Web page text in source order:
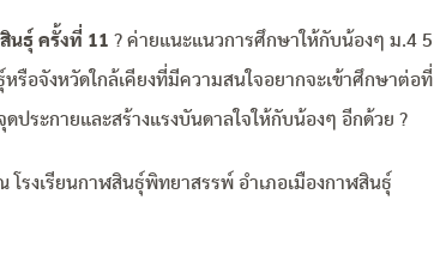
นธุ์ ครั้งที่ 11 ? ค่ายแนะแนวการศึกษาให้กับน้องๆ ม.4 5
รือจังหวัดใกล้เคียงที่มีความสนใจอยากจะเข้าศึกษาต่อที่
ประกายและสร้างแรงบันดาลใจให้กับน้องๆ อีกด้วย ?
รงเรียนกาฬสินธุ์พิทยาสรรพ์ อำเภอเมืองกาฬสินธุ์